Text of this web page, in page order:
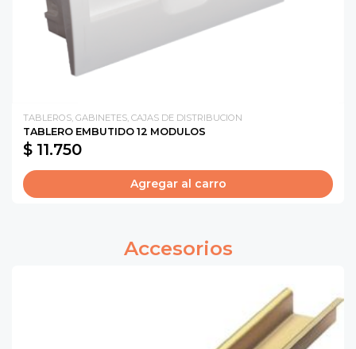
TABLEROS, GABINETES, CAJAS DE DISTRIBUCION
TABLERO EMBUTIDO 12 MODULOS
$ 11.750
Agregar al carro
Accesorios